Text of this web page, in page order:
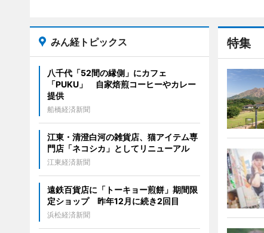
特集
みん経トピックス
八千代「52間の縁側」にカフェ
「PUKU」 自家焙煎コーヒーやカレー
提供
船橋経済新聞
江東・清澄白河の雑貨店、猫アイテム専
門店「ネコシカ」としてリニューアル
江東経済新聞
遠鉄百貨店に「トーキョー煎餅」期間限
定ショップ 昨年12月に続き2回目
浜松経済新聞